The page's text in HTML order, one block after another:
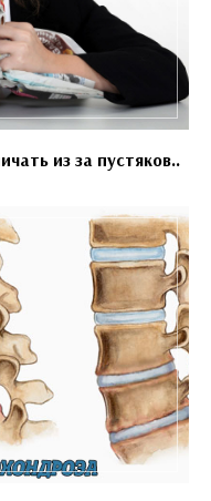
из за пустяков..